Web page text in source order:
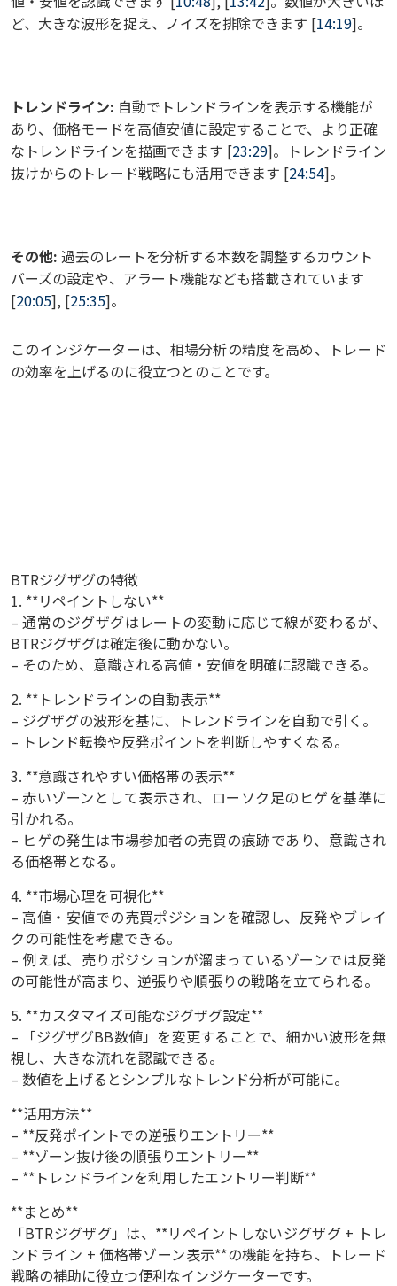
ど、大きな波形を捉え、ノイズを排除できます [14:19]。
トレンドライン: 自動でトレンドラインを表示する機能が
あり、価格モードを高値安値に設定することで、より正確
なトレンドラインを描画できます [23:29]。トレンドライン
抜けからのトレード戦略にも活用できます [24:54]。
その他: 過去のレートを分析する本数を調整するカウント
バーズの設定や、アラート機能なども搭載されています
[20:05], [25:35]。
このインジケーターは、相場分析の精度を高め、トレード
の効率を上げるのに役立つとのことです。
BTRジグザグの特徴
1. **リペイントしない**
– 通常のジグザグはレートの変動に応じて線が変わるが、
BTRジグザグは確定後に動かない。
– そのため、意識される高値・安値を明確に認識できる。
2. **トレンドラインの自動表示**
– ジグザグの波形を基に、トレンドラインを自動で引く。
– トレンド転換や反発ポイントを判断しやすくなる。
3. **意識されやすい価格帯の表示**
– 赤いゾーンとして表示され、ローソク足のヒゲを基準に
引かれる。
– ヒゲの発生は市場参加者の売買の痕跡であり、意識され
る価格帯となる。
4. **市場心理を可視化**
– 高値・安値での売買ポジションを確認し、反発やブレイ
クの可能性を考慮できる。
– 例えば、売りポジションが溜まっているゾーンでは反発
の可能性が高まり、逆張りや順張りの戦略を立てられる。
5. **カスタマイズ可能なジグザグ設定**
– 「ジグザグBB数値」を変更することで、細かい波形を無
視し、大きな流れを認識できる。
– 数値を上げるとシンプルなトレンド分析が可能に。
**活用方法**
– **反発ポイントでの逆張りエントリー**
– **ゾーン抜け後の順張りエントリー**
– **トレンドラインを利用したエントリー判断**
**まとめ**
「BTRジグザグ」は、**リペイントしないジグザグ + トレ
ンドライン + 価格帯ゾーン表示**の機能を持ち、トレード
戦略の補助に役立つ便利なインジケーターです。